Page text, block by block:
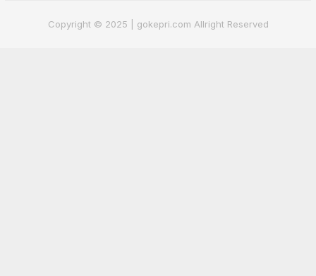
Copyright © 2025 | gokepri.com Allright Reserved